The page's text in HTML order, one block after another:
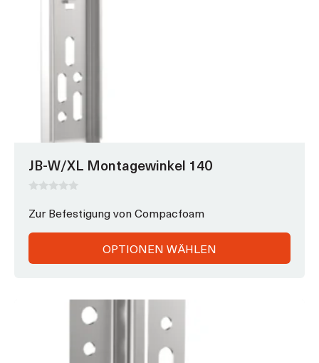
JB-W/XL Montagewinkel 140
v
o
5
Zur Befestigung von Compacfoam
OPTIONEN WÄHLEN
Produkt
mehrere
Varianten
Optionen
auf
der
Produktseite
werden